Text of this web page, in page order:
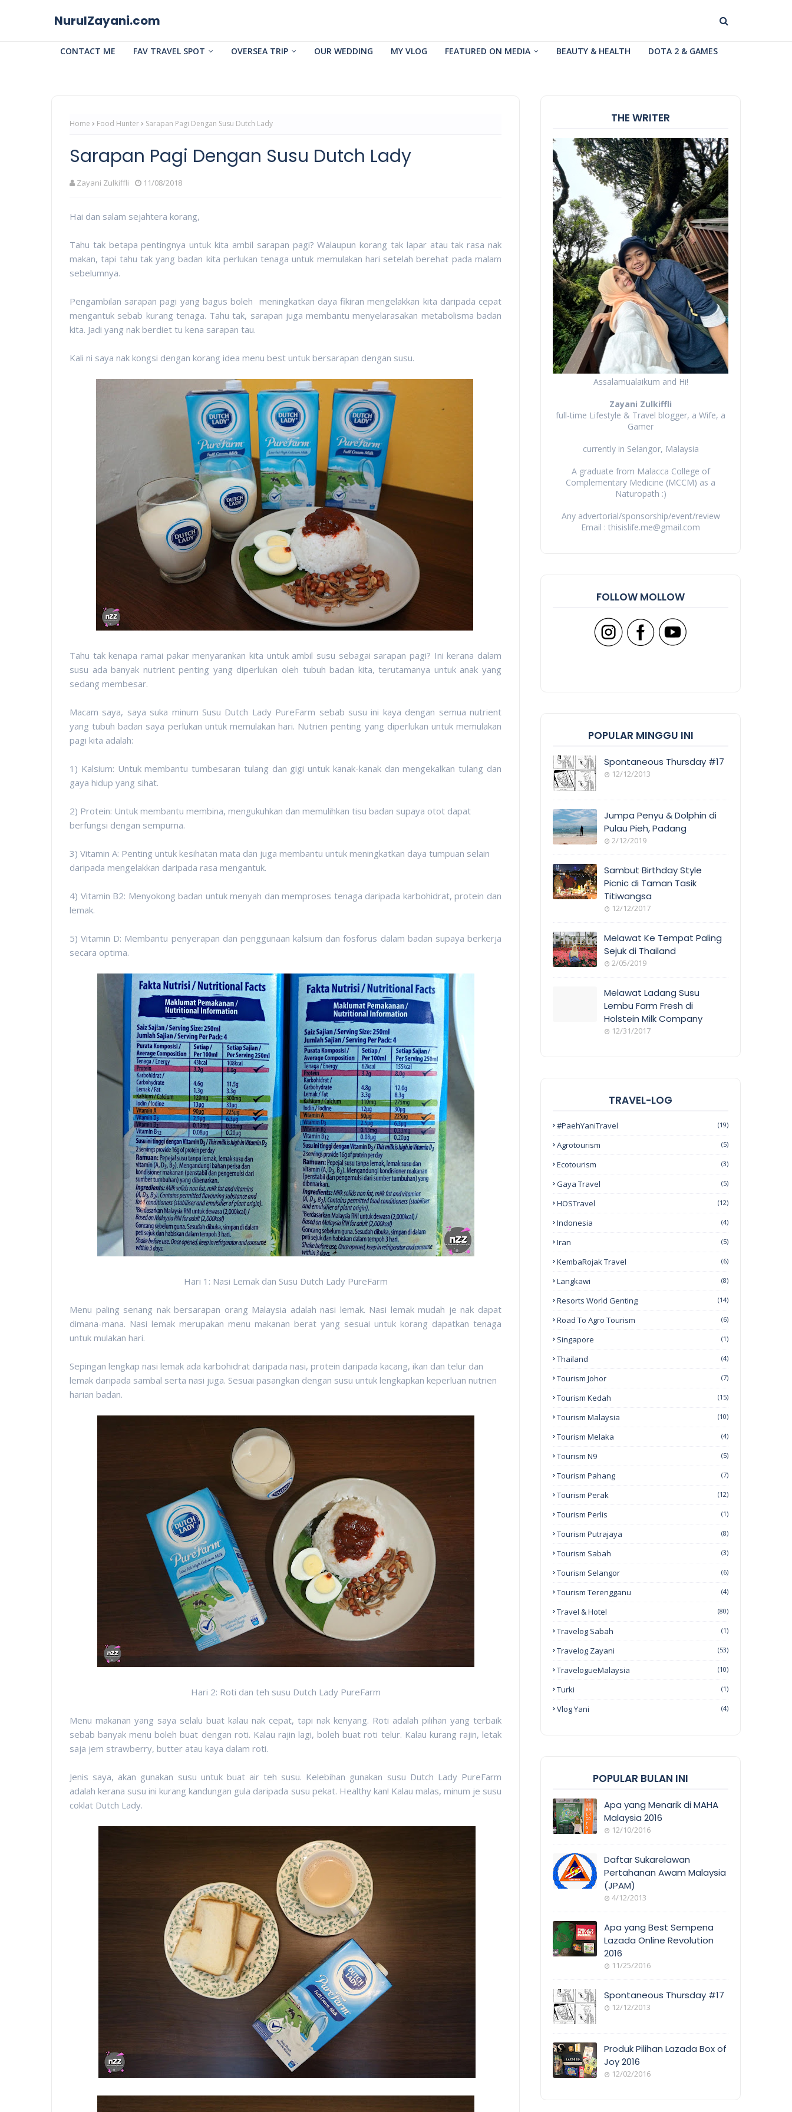
NurulZayani.com
CONTACT ME FAV TRAVEL SPOT OVERSEA TRIP OUR WEDDING MY VLOG FEATURED ON MEDIA BEAUTY & HEALTH DOTA 2 & GAMES
Home Food Hunter Sarapan Pagi Dengan Susu Dutch Lady
Sarapan Pagi Dengan Susu Dutch Lady
Zayani Zulkiffli 11/08/2018
Hai dan salam sejahtera korang,
Tahu tak betapa pentingnya untuk kita ambil sarapan pagi? Walaupun korang tak lapar atau tak rasa nak
makan, tapi tahu tak yang badan kita perlukan tenaga untuk memulakan hari setelah berehat pada malam
sebelumnya.
Pengambilan sarapan pagi yang bagus boleh meningkatkan daya fikiran mengelakkan kita daripada cepat
mengantuk sebab kurang tenaga. Tahu tak, sarapan juga membantu menyelarasakan metabolisma badan
kita. Jadi yang nak berdiet tu kena sarapan tau.
Kali ni saya nak kongsi dengan korang idea menu best untuk bersarapan dengan susu.
Tahu tak kenapa ramai pakar menyarankan kita untuk ambil susu sebagai sarapan pagi? Ini kerana dalam
susu ada banyak nutrient penting yang diperlukan oleh tubuh badan kita, terutamanya untuk anak yang
sedang membesar.
Macam saya, saya suka minum Susu Dutch Lady PureFarm sebab susu ini kaya dengan semua nutrient
yang tubuh badan saya perlukan untuk memulakan hari. Nutrien penting yang diperlukan untuk memulakan
pagi kita adalah:
1) Kalsium: Untuk membantu tumbesaran tulang dan gigi untuk kanak-kanak dan mengekalkan tulang dan
gaya hidup yang sihat.
2) Protein: Untuk membantu membina, mengukuhkan dan memulihkan tisu badan supaya otot dapat
berfungsi dengan sempurna.
3) Vitamin A: Penting untuk kesihatan mata dan juga membantu untuk meningkatkan daya tumpuan selain
daripada mengelakkan daripada rasa mengantuk.
4) Vitamin B2: Menyokong badan untuk menyah dan memproses tenaga daripada karbohidrat, protein dan
lemak.
5) Vitamin D: Membantu penyerapan dan penggunaan kalsium dan fosforus dalam badan supaya berkerja
secara optima.
Hari 1: Nasi Lemak dan Susu Dutch Lady PureFarm
Menu paling senang nak bersarapan orang Malaysia adalah nasi lemak. Nasi lemak mudah je nak dapat
dimana-mana. Nasi lemak merupakan menu makanan berat yang sesuai untuk korang dapatkan tenaga
untuk mulakan hari.
Sepingan lengkap nasi lemak ada karbohidrat daripada nasi, protein daripada kacang, ikan dan telur dan
lemak daripada sambal serta nasi juga. Sesuai pasangkan dengan susu untuk lengkapkan keperluan nutrien
harian badan.
Hari 2: Roti dan teh susu Dutch Lady PureFarm
Menu makanan yang saya selalu buat kalau nak cepat, tapi nak kenyang. Roti adalah pilihan yang terbaik
sebab banyak menu boleh buat dengan roti. Kalau rajin lagi, boleh buat roti telur. Kalau kurang rajin, letak
saja jem strawberry, butter atau kaya dalam roti.
Jenis saya, akan gunakan susu untuk buat air teh susu. Kelebihan gunakan susu Dutch Lady PureFarm
adalah kerana susu ini kurang kandungan gula daripada susu pekat. Healthy kan! Kalau malas, minum je susu
coklat Dutch Lady.
THE WRITER
Assalamualaikum and Hi!
Zayani Zulkiffli
full-time Lifestyle & Travel blogger, a Wife, a
Gamer
currently in Selangor, Malaysia
A graduate from Malacca College of
Complementary Medicine (MCCM) as a
Naturopath :)
Any advertorial/sponsorship/event/review
Email : thisislife.me@gmail.com
FOLLOW MOLLOW
POPULAR MINGGU INI
Spontaneous Thursday #17
12/12/2013
Jumpa Penyu & Dolphin di
Pulau Pieh, Padang
2/12/2019
Sambut Birthday Style
Picnic di Taman Tasik
Titiwangsa
12/12/2017
Melawat Ke Tempat Paling
Sejuk di Thailand
2/05/2019
Melawat Ladang Susu
Lembu Farm Fresh di
Holstein Milk Company
12/31/2017
TRAVEL-LOG
#PaehYaniTravel (19)
Agrotourism (5)
Ecotourism (3)
Gaya Travel (5)
HOSTravel (12)
Indonesia (4)
Iran (5)
KembaRojak Travel (6)
Langkawi (8)
Resorts World Genting (14)
Road To Agro Tourism (6)
Singapore (1)
Thailand (4)
Tourism Johor (7)
Tourism Kedah (15)
Tourism Malaysia (10)
Tourism Melaka (4)
Tourism N9 (5)
Tourism Pahang (7)
Tourism Perak (12)
Tourism Perlis (1)
Tourism Putrajaya (8)
Tourism Sabah (3)
Tourism Selangor (6)
Tourism Terengganu (4)
Travel & Hotel (80)
Travelog Sabah (1)
Travelog Zayani (53)
TravelogueMalaysia (10)
Turki (1)
Vlog Yani (4)
POPULAR BULAN INI
COVERAGE
Apa yang Menarik di MAHA
Malaysia 2016
12/10/2016
Daftar Sukarelawan
Pertahanan Awam Malaysia
(JPAM)
4/12/2013
Apa yang Best Sempena
Lazada Online Revolution
2016
11/25/2016
E
Spontaneous Thursday #17
12/12/2013
Produk Pilihan Lazada Box of
Joy 2016
12/02/2016